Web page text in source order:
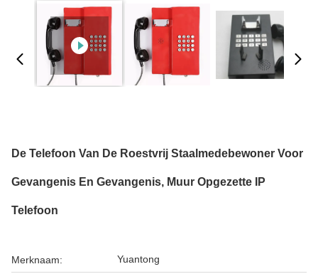
De Telefoon Van De Roestvrij Staalmedebewoner Voor
Gevangenis En Gevangenis, Muur Opgezette IP
Telefoon
Merknaam: Yuantong